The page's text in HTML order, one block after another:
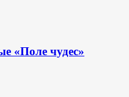
«Поле чудес»